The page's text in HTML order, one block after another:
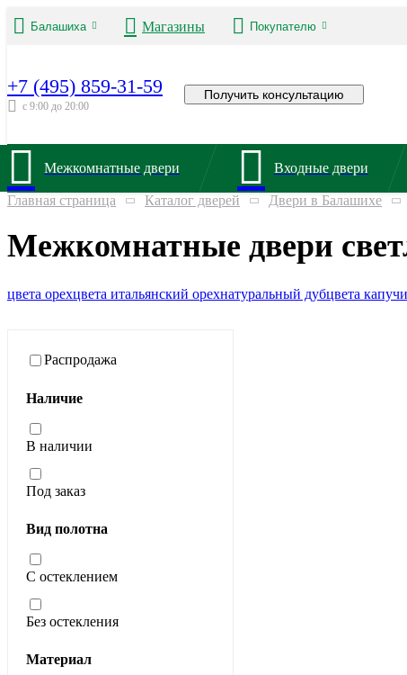
Балашиха Магазины Покупателю
+7 (495) 859-31-59
с 9:00 до 20:00
Получить консультацию
Межкомнатные двери Входные двери
Главная страница Каталог дверей Двери в Балашихе
Межкомнатные двери
цвета орехцвета итальянский орехнатуральный дубцвета
Распродажа
Наличие
В наличии
Под заказ
Вид полотна
С остеклением
Без остекления
Материал